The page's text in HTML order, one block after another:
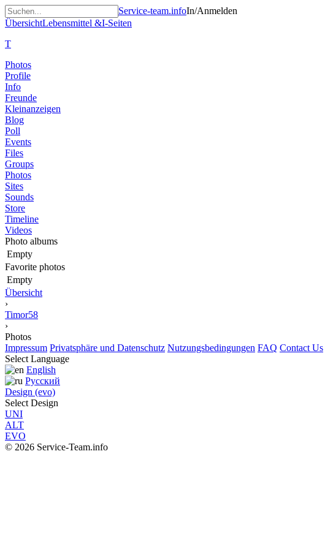
Service-team.infoIn/Anmelden
ÜbersichtLebensmittel &I-Seiten
T
Photos
Profile
Info
Freunde
Kleinanzeigen
Blog
Poll
Events
Files
Groups
Photos
Sites
Sounds
Store
Timeline
Videos
Photo albums
Empty
Favorite photos
Empty
Übersicht
›
Timor58
›
Photos
Impressum Privatsphäre und Datenschutz Nutzungsbedingungen FAQ Contact Us
Select Language
English
Русский
Design (evo)
Select Design
UNI
ALT
EVO
© 2026 Service-Team.info